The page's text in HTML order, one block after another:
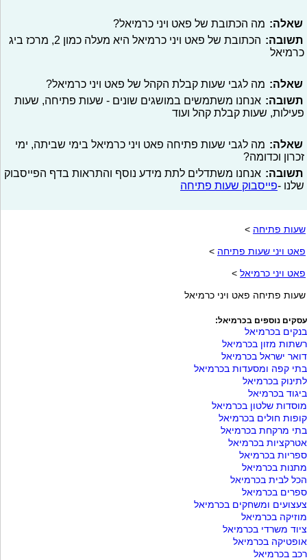
שאלה: מה הכתובת של פאט ויני כרמיאל?
תשובה:
הכתובת של פאט ויני כרמיאל היא מעלה כמון 2, מרכז ביג
כרמיאל
שאלה: מה לגבי שעות קבלת הקהל של פאט ויני כרמיאל?
תשובה: אנחנו משתמשים במושגים שונים - שעות פתיחה, שעות
פעילות, שעות קבלת קהל ועוד
שאלה: מה לגבי שעות פתיחה פאט ויני כרמיאל בימי שביתה, ימי
זכרון וכדומה?
תשובה: אנחנו משתדלים לתת מידע נוסף והתראות בדף הפייסבוק
שלנו -פייסבוק שעות פתיחה
שעות פתיחה >
פאט ויני שעות פתיחה >
פאט ויני כרמיאל >
שעות פתיחה פאט ויני כרמיאל
עסקים נוספים בכרמיאל:
בנקים בכרמיאל
רשתות מזון בכרמיאל
דואר ישראל בכרמיאל
בתי קפה ומסעדות בכרמיאל
לתינוק בכרמיאל
ביגוד בכרמיאל
מוסדות שלטון בכרמיאל
קופות חולים בכרמיאל
בתי מרקחת בכרמיאל
אטרקציות בכרמיאל
ספריות בכרמיאל
מתנות בכרמיאל
הכל לבית בכרמיאל
ספרים בכרמיאל
צעצועים ומשחקים בכרמיאל
מוזיקה בכרמיאל
ציוד משרדי בכרמיאל
אופטיקה בכרמיאל
רכב בכרמיאל